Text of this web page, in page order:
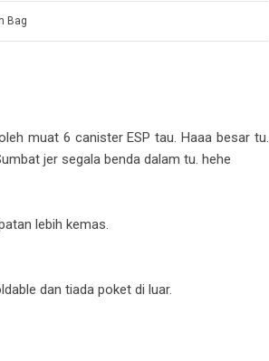
Bag
muat 6 canister ESP tau. Haaa besar tu.
jer segala benda dalam tu. hehe
lebih kemas.
dan tiada poket di luar.